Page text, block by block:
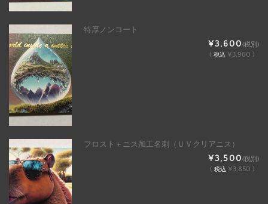
特厚ノンコート
¥3,600(税別)
( 税込 ¥3,960 )
フロスト＋ニス加工名刺（ＵＶクリアニス）
¥3,500(税別)
( 税込 ¥3,850 )